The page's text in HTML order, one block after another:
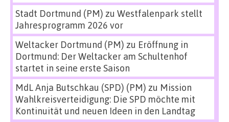
Stadt Dortmund (PM) zu Westfalenpark stellt
Jahresprogramm 2026 vor
Weltacker Dortmund (PM) zu Eröffnung in
Dortmund: Der Weltacker am Schultenhof
startet in seine erste Saison
MdL Anja Butschkau (SPD) (PM) zu Mission
Wahlkreisverteidigung: Die SPD möchte mit
Kontinuität und neuen Ideen in den Landtag